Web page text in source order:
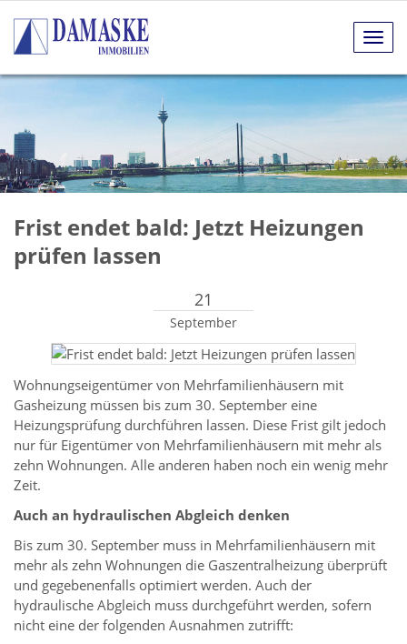
Frist endet bald: Jetzt Heizungen
prüfen lassen
21
September
Wohnungseigentümer von Mehrfamilienhäusern mit
Gasheizung müssen bis zum 30. September eine
Heizungsprüfung durchführen lassen. Diese Frist gilt jedoch
nur für Eigentümer von Mehrfamilienhäusern mit mehr als
zehn Wohnungen. Alle anderen haben noch ein wenig mehr
Zeit.
Auch an hydraulischen Abgleich denken
Bis zum 30. September muss in Mehrfamilienhäusern mit
mehr als zehn Wohnungen die Gaszentralheizung überprüft
und gegebenenfalls optimiert werden. Auch der
hydraulische Abgleich muss durchgeführt werden, sofern
nicht eine der folgenden Ausnahmen zutrifft: